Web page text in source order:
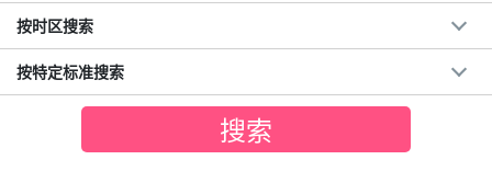
按时区搜索
按特定标准搜索